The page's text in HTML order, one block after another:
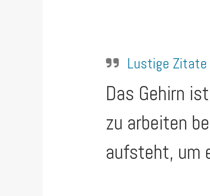
Lustige Zitate
Das Gehirn
zu arbeiten
aufsteht, um